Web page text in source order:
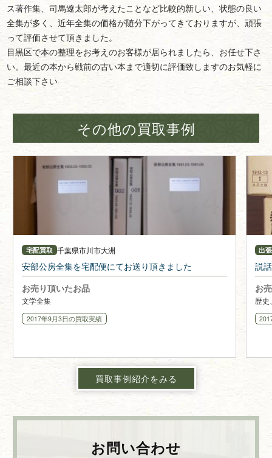
ス著作集、司馬遼太郎が考えたことなど比較的新しい、状態の良い
全集が多く、近年全集の価格が随分下がってきておりますが、頑張
って評価させて頂きました。
目黒区で本の整理をお考えのお客様が居られましたら、お任せ下さ
い。最近の本から戦前の古い本まで適切に評価致しますのお気軽に
ご相談下さい
その他の買取事例
宅配買取 千葉県市川市大洲
安部公房全集を宅配便にてお送り頂きました
お売り頂いたお品
文学全集
2017年9月3日の買取実績
出
説
お
歴史
買取事例紹介をみる
お問い合わせ